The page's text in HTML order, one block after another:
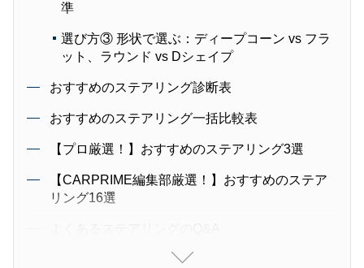
準
選び方③ 形状で選ぶ：ディープコーン vs フラ
ット、ラウンド vs Dシェイプ
おすすめのステアリング診断表
おすすめのステアリング一括比較表
【プロ厳選！】おすすめのステアリング3選
【CARPRIME編集部厳選！】おすすめのステア
リング16選
Q1. 自分で交換（DIY）できますか？